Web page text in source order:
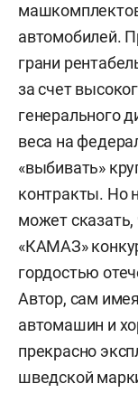
автомобилей.
грани
за счет
генерального
веса на
«выбивать»
контракты. Но
может
«КАМАЗ»
гордостью
Автор, сам
автомашин и
прекрасно
шведской